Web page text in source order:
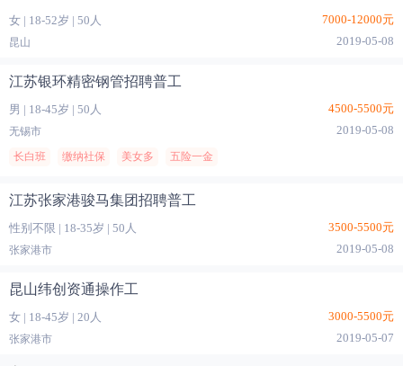
女 | 18-52岁 | 50人 7000-12000元
昆山 2019-05-08
江苏银环精密钢管招聘普工
男 | 18-45岁 | 50人 4500-5500元
无锡市 2019-05-08
长白班 缴纳社保 美女多 五险一金
江苏张家港骏马集团招聘普工
性别不限 | 18-35岁 | 50人 3500-5500元
张家港市 2019-05-08
昆山纬创资通操作工
女 | 18-45岁 | 20人 3000-5500元
张家港市 2019-05-07